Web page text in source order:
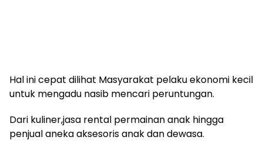
Hal ini cepat dilihat Masyarakat pelaku ekonomi kecil
untuk mengadu nasib mencari peruntungan.
Dari kuliner,jasa rental permainan anak hingga
penjual aneka aksesoris anak dan dewasa.